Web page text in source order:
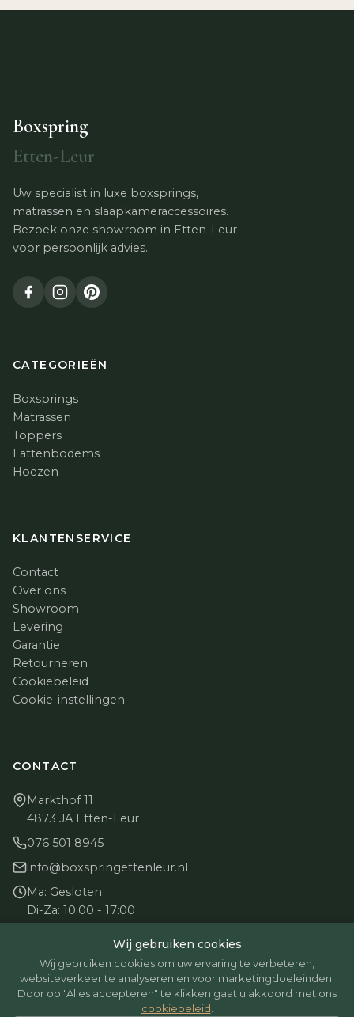
Boxspring
Etten-Leur
Uw specialist in luxe boxsprings,
matrassen en slaapkameraccessoires.
Bezoek onze showroom in Etten-Leur
voor persoonlijk advies.
CATEGORIEËN
Boxsprings
Matrassen
Toppers
Lattenbodems
Hoezen
KLANTENSERVICE
Contact
Over ons
Showroom
Levering
Garantie
Retourneren
Cookiebeleid
Cookie-instellingen
CONTACT
Markthof 11
4873 JA Etten-Leur
076 501 8945
info@boxspringettenleur.nl
Ma: Gesloten
Di-Za: 10:00 - 17:00
Wij gebruiken cookies
Wij gebruiken cookies om uw ervaring te verbeteren,
websiteverkeer te analyseren en voor marketingdoeleinden.
Door op "Alles accepteren" te klikken gaat u akkoord met ons
cookiebeleid